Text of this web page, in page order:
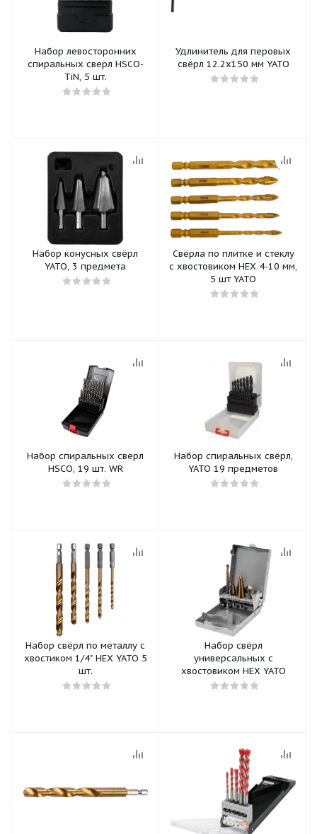
Набор левосторонних
спиральных сверл HSCO-
TiN, 5 шт.
Удлинитель для перовых
свёрл 12.2х150 мм YATO
Набор конусных свёрл
YATO, 3 предмета
Свёрла по плитке и стеклу
с хвостовиком HEX 4-10 мм,
5 шт YATO
Набор спиральных сверл
HSCO, 19 шт. WR
Набор спиральных свёрл,
YATO 19 предметов
Набор свёрл по металлу с
хвостиком 1/4" HEX YATO 5
шт.
Набор свёрл
универсальных с
хвостовиком HEX YATO